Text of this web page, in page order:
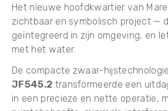
Het nieuwe hoofdkwartier van
zichtbaar en symbolisch project —
geïntegreerd in zijn omgeving, en
met het water.
De compacte zwaar-
JF545.2 transformeerde een
in een precieze en nette operatie,